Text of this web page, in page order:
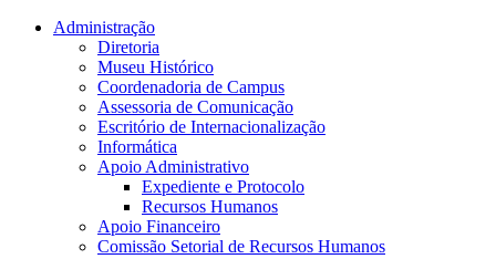
Conteúdo principal Menu principal
Administração
Diretoria
Museu Histórico
Coordenadoria de Campus
Assessoria de Comunicação
Escritório de Internacionalização
Informática
Apoio Administrativo
Expediente e Protocolo
Recursos Humanos
Apoio Financeiro
Comissão Setorial de Recursos Humanos